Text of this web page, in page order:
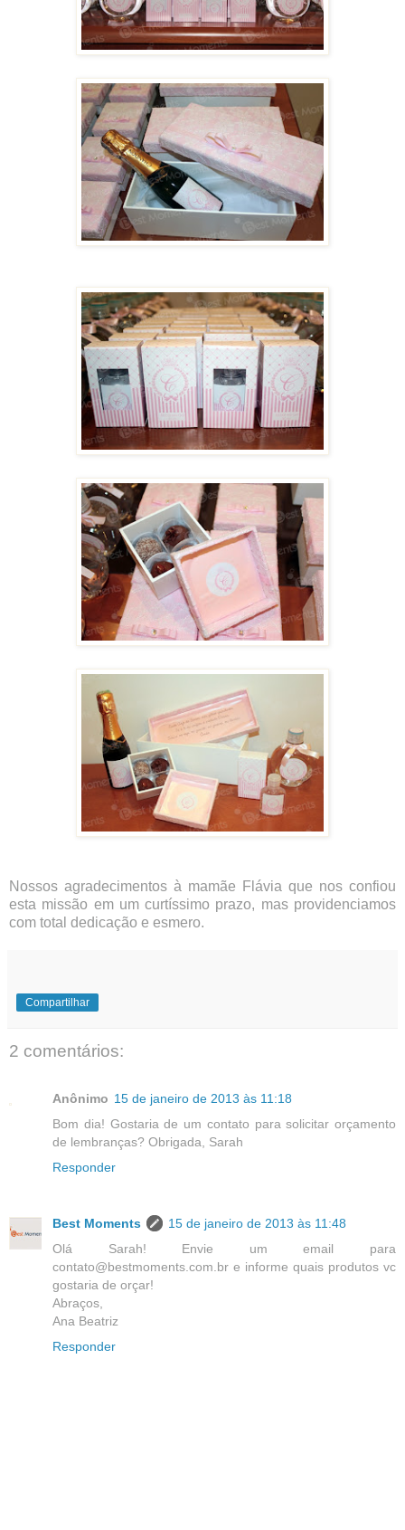
Nossos agradecimentos à mamãe Flávia que nos confiou
esta missão em um curtíssimo prazo, mas providenciamos
com total dedicação e esmero.
Compartilhar
2 comentários:
Anônimo 15 de janeiro de 2013 às 11:18
Bom dia! Gostaria de um contato para solicitar orçamento
de lembranças? Obrigada, Sarah
Responder
Best Moments
15 de janeiro de 2013 às 11:48
Olá Sarah! Envie um email para
contato@bestmoments.com.br e informe quais produtos vc
gostaria de orçar!
Abraços,
Ana Beatriz
Responder